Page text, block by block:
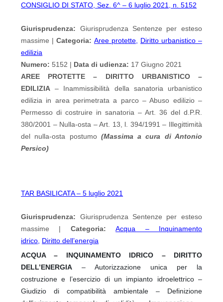
CONSIGLIO DI STATO, Sez. 6^ – 6 luglio 2021, n. 5152
Giurisprudenza: Giurisprudenza Sentenze per esteso
massime |Categoria: Aree protette
Diritto urbanistico –
edilizia
Numero: 5152 | Data di udienza: 17 Giugno 2021
AREE PROTETTE – DIRITTO URBANISTICO –
EDILIZIA – Inammissibilità della sanatoria urbanistico
edilizia in area perimetrata a parco – Abuso edilizio –
Permesso di costruire in sanatoria – Art. 36 del d.P.R.
380/2001 – Nulla-osta – Art. 13, l. 394/1991 – Illegittimità
del nulla-osta postumo (Massima a cura di Antonio
Persico)
TAR BASILICATA – 5 luglio 2021
Giurisprudenza: Giurisprudenza Sentenze per esteso
massime | Categoria:
Acqua – Inquinamento
idrico, Diritto dell’energia
ACQUA – INQUINAMENTO IDRICO – DIRITTO
DELL’ENERGIA – Autorizzazione unica per la
costruzione e l’esercizio di un impianto idroelettrico –
Giudizio di compatibilità ambientale – Definizione